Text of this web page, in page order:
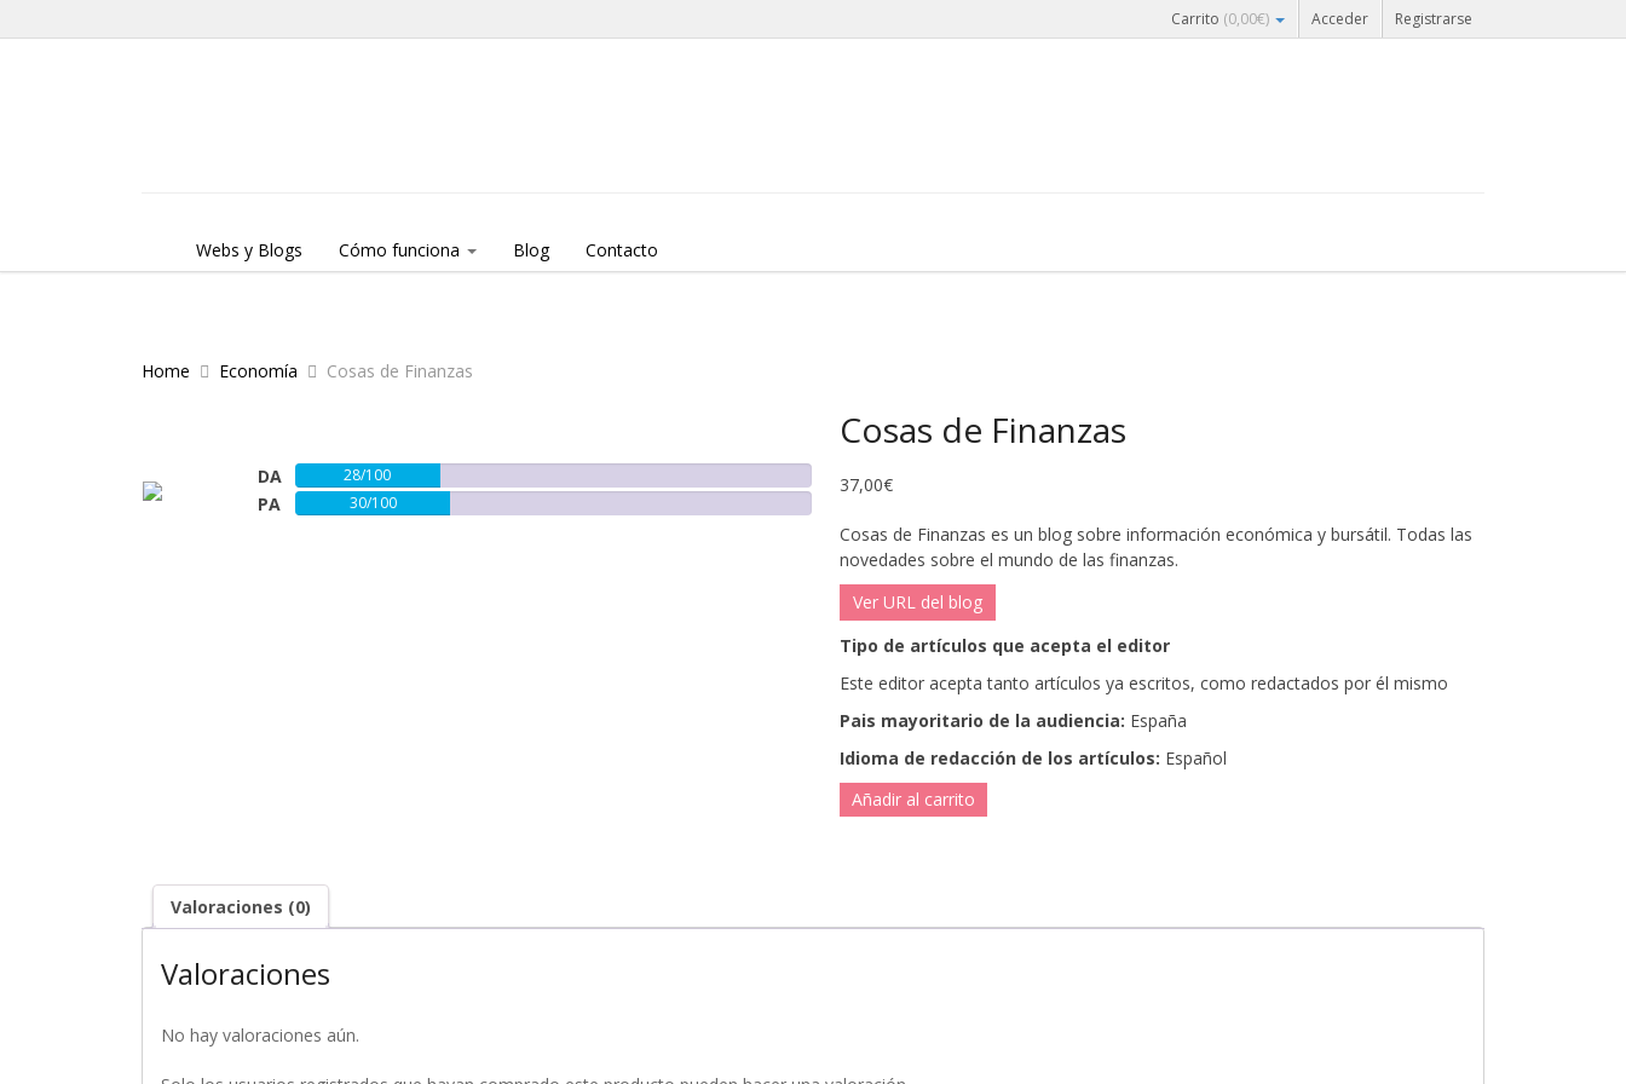
Carrito (0,00€) Acceder Registrarse
Menu
Webs y Blogs
Cómo funciona Blog Contacto
Home Economía Cosas de Finanzas
Cosas de Finanzas
37,00€
Cosas de Finanzas es un blog sobre información económica y bursátil. Todas las
novedades sobre el mundo de las finanzas.
Ver URL del blog
Tipo de artículos que acepta el editor
Este editor acepta tanto artículos ya escritos, como redactados por él mismo
Pais mayoritario de la audiencia: España
Idioma de redacción de los artículos: Español
Añadir al carrito
DA 28/100
PA 30/100
Valoraciones (0)
Valoraciones
No hay valoraciones aún.